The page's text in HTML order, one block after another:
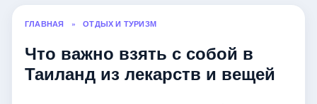
ГЛАВНАЯ » ОТДЫХ И ТУРИЗМ
Что важно взять с собой в
Таиланд из лекарств и вещей